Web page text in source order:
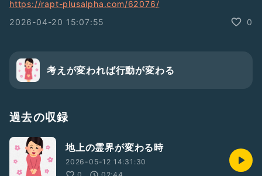
https://rapt-plusalpha.com/62076/
2026-04-20 15:07:55
0
考えが変われば行動が変わる
過去の収録
地上の霊界が変わる時
2026-05-12 14:31:30